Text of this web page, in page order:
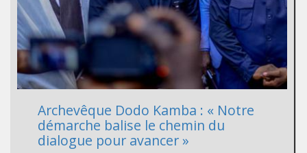
Archevêque Dodo Kamba : « Notre
démarche balise le chemin du
dialogue pour avancer »